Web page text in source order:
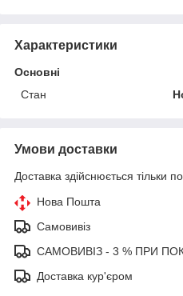
Характеристики
Основні
Стан
Умови доставки
Доставка здійснюється тільки
Нова Пошта
Самовивіз
САМОВИВІЗ - 3 % ПРИ
Доставка кур'єром